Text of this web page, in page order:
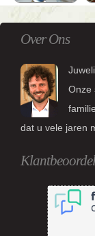
Over Ons
Onze
dat u vele jaren